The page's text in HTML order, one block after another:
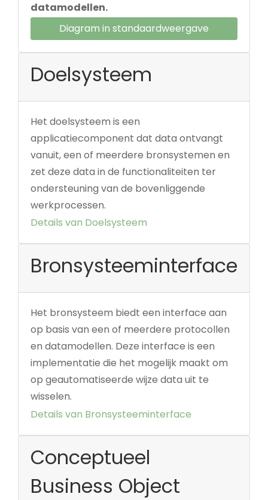
datamodellen.
Diagram in standaardweergave
Doelsysteem
Het doelsysteem is een
applicatiecomponent dat data ontvangt
vanuit, een of meerdere bronsystemen en
zet deze data in de functionaliteiten ter
ondersteuning van de bovenliggende
werkprocessen.
Details van Doelsysteem
Bronsysteeminterface
Het bronsysteem biedt een interface aan
op basis van een of meerdere protocollen
en datamodellen. Deze interface is een
implementatie die het mogelijk maakt om
op geautomatiseerde wijze data uit te
wisselen.
Details van Bronsysteeminterface
Conceptueel
Business Object